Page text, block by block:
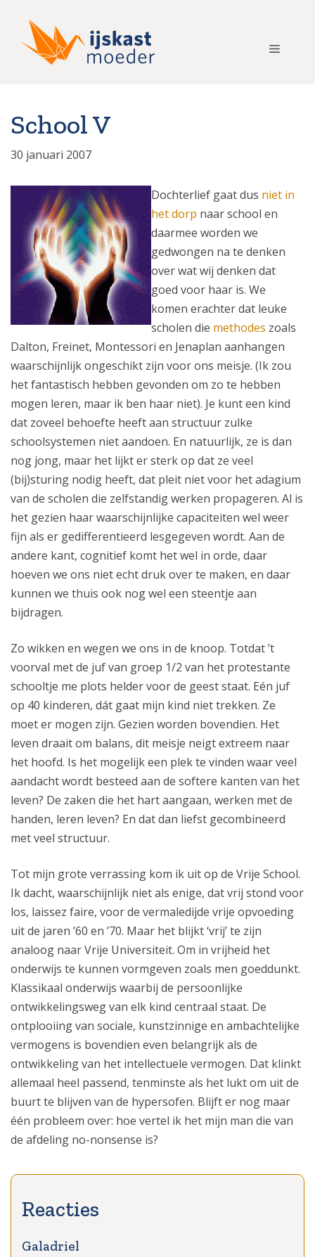
Menu
School V
30 januari 2007
Dochterlief gaat dus niet in
het dorp naar school en
daarmee worden we
gedwongen na te denken
over wat wij denken dat
goed voor haar is. We
komen erachter dat leuke
scholen die methodes zoals
Dalton, Freinet, Montessori en Jenaplan aanhangen
waarschijnlijk ongeschikt zijn voor ons meisje. (Ik zou
het fantastisch hebben gevonden om zo te hebben
mogen leren, maar ik ben haar niet). Je kunt een kind
dat zoveel behoefte heeft aan structuur zulke
schoolsystemen niet aandoen. En natuurlijk, ze is dan
nog jong, maar het lijkt er sterk op dat ze veel
(bij)sturing nodig heeft, dat pleit niet voor het adagium
van de scholen die zelfstandig werken propageren. Al is
het gezien haar waarschijnlijke capaciteiten wel weer
fijn als er gedifferentieerd lesgegeven wordt. Aan de
andere kant, cognitief komt het wel in orde, daar
hoeven we ons niet echt druk over te maken, en daar
kunnen we thuis ook nog wel een steentje aan
bijdragen.
Zo wikken en wegen we ons in de knoop. Totdat ’t
voorval met de juf van groep 1/2 van het protestante
schooltje me plots helder voor de geest staat. Eén juf
op 40 kinderen, dát gaat mijn kind niet trekken. Ze
moet er mogen zijn. Gezien worden bovendien. Het
leven draait om balans, dit meisje neigt extreem naar
het hoofd. Is het mogelijk een plek te vinden waar veel
aandacht wordt besteed aan de softere kanten van het
leven? De zaken die het hart aangaan, werken met de
handen, leren leven? En dat dan liefst gecombineerd
met veel structuur.
Tot mijn grote verrassing kom ik uit op de Vrije School.
Ik dacht, waarschijnlijk niet als enige, dat vrij stond voor
los, laissez faire, voor de vermaledijde vrije opvoeding
uit de jaren ’60 en ’70. Maar het blijkt ‘vrij’ te zijn
analoog naar Vrije Universiteit. Om in vrijheid het
onderwijs te kunnen vormgeven zoals men goeddunkt.
Klassikaal onderwijs waarbij de persoonlijke
ontwikkelingsweg van elk kind centraal staat. De
ontplooiing van sociale, kunstzinnige en ambachtelijke
vermogens is bovendien even belangrijk als de
ontwikkeling van het intellectuele vermogen. Dat klinkt
allemaal heel passend, tenminste als het lukt om uit de
buurt te blijven van de hypersofen. Blijft er nog maar
één probleem over: hoe vertel ik het mijn man die van
de afdeling no-nonsense is?
Galadriel